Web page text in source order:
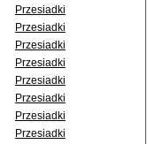
Przesiadki
Przesiadki
Przesiadki
Przesiadki
Przesiadki
Przesiadki
Przesiadki
Przesiadki